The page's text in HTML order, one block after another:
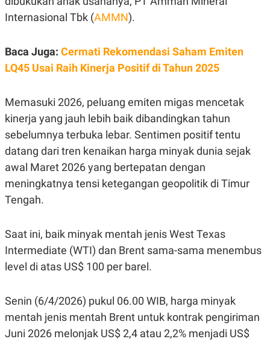
S
G
K
G
D
A
.
D
SITEMAP
PEDOMAN
PEMBERITAAN
SIBER
PRIVACY
Internasional Tbk (AMMN).
Baca Juga: Cermati Rekomendasi Saham Emiten
LQ45 Usai Raih Kinerja Positif di Tahun 2025
Memasuki 2026, peluang emiten migas mencetak
kinerja yang jauh lebih baik dibandingkan tahun
sebelumnya terbuka lebar. Sentimen positif tentu
datang dari tren kenaikan harga minyak dunia sejak
awal Maret 2026 yang bertepatan dengan
meningkatnya tensi ketegangan geopolitik di Timur
Tengah.
Saat ini, baik minyak mentah jenis West Texas
Intermediate (WTI) dan Brent sama-sama menembus
level di atas US$ 100 per barel.
Senin (6/4/2026) pukul 06.00 WIB, harga minyak
mentah jenis mentah Brent untuk kontrak pengiriman
Juni 2026 melonjak US$ 2,4 atau 2,2% menjadi US$